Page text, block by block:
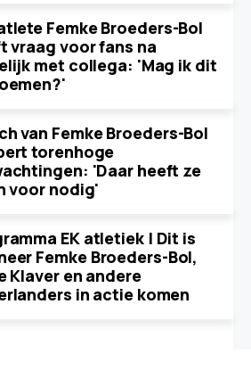
Femke Broeders-Bol
vraag voor fans na
met collega: 'Mag ik dit
van Femke Broeders-Bol
torenhoge
'Daar heeft ze
voor nodig'
EK atletiek | Dit is
Femke Broeders-Bol,
Klaver en andere
in actie komen